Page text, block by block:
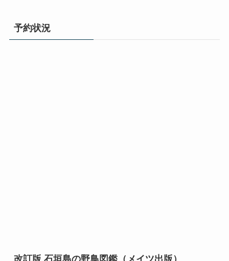
予約状況
改訂版 石垣島の野鳥図鑑（メイツ出版）